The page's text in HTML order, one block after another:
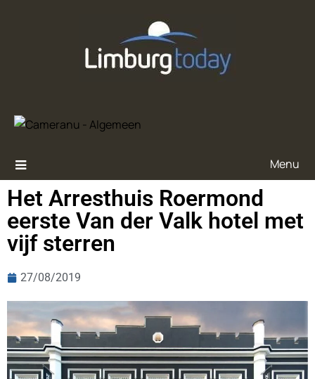
Menu
Het Arresthuis Roermond
eerste Van der Valk hotel met
vijf sterren
27/08/2019